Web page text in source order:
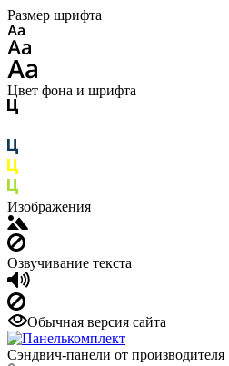
Размер шрифта
Цвет фона и шрифта
Изображения
Озвучивание текста
Обычная версия сайта
Сэндвич-панели от производителя